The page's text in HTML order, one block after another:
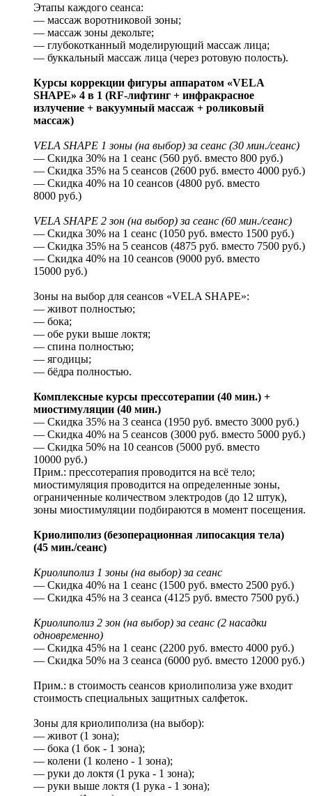
Этапы каждого сеанса:
— массаж воротниковой зоны;
— массаж зоны декольте;
— глубокотканный моделирующий массаж лица;
— буккальный массаж лица (через ротовую полость).
Курсы коррекции фигуры аппаратом «VELA
SHAPE» 4 в 1 (RF-лифтинг + инфракрасное
излучение + вакуумный массаж + роликовый
массаж)
VELA SHAPE 1 зоны (на выбор) за сеанс (30 мин./сеанс)
— Скидка 30% на 1 сеанс (560 руб. вместо 800 руб.)
— Скидка 35% на 5 сеансов (2600 руб. вместо 4000 руб.)
— Скидка 40% на 10 сеансов (4800 руб. вместо
8000 руб.)
VELA SHAPE 2 зон (на выбор) за сеанс (60 мин./сеанс)
— Скидка 30% на 1 сеанс (1050 руб. вместо 1500 руб.)
— Скидка 35% на 5 сеансов (4875 руб. вместо 7500 руб.)
— Скидка 40% на 10 сеансов (9000 руб. вместо
15000 руб.)
Зоны на выбор для сеансов «VELA SHAPE»:
— живот полностью;
— бока;
— обе руки выше локтя;
— спина полностью;
— ягодицы;
— бёдра полностью.
Комплексные курсы прессотерапии (40 мин.) +
миостимуляции (40 мин.)
— Скидка 35% на 3 сеанса (1950 руб. вместо 3000 руб.)
— Скидка 40% на 5 сеансов (3000 руб. вместо 5000 руб.)
— Скидка 50% на 10 сеансов (5000 руб. вместо
10000 руб.)
Прим.: прессотерапия проводится на всё тело;
миостимуляция проводится на определенные зоны,
ограниченные количеством электродов (до 12 штук),
зоны миостимуляции подбираются в момент посещения.
Криолиполиз (безоперационная липосакция тела)
(45 мин./сеанс)
Криолиполиз 1 зоны (на выбор) за сеанс
— Скидка 40% на 1 сеанс (1500 руб. вместо 2500 руб.)
— Скидка 45% на 3 сеанса (4125 руб. вместо 7500 руб.)
Криолиполиз 2 зон (на выбор) за сеанс (2 насадки
одновременно)
— Скидка 45% на 1 сеанс (2200 руб. вместо 4000 руб.)
— Скидка 50% на 3 сеанса (6000 руб. вместо 12000 руб.)
Прим.: в стоимость сеансов криолиполиза уже входит
стоимость специальных защитных салфеток.
Зоны для криолиполиза (на выбор):
— живот (1 зона);
— бока (1 бок - 1 зона);
— колени (1 колено - 1 зона);
— руки до локтя (1 рука - 1 зона);
— руки выше локтя (1 рука - 1 зона);